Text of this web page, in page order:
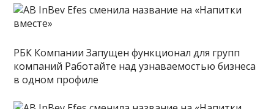
РБК Компании Запущен функционал для групп
компаний Работайте над узнаваемостью бизнеса
в одном профиле